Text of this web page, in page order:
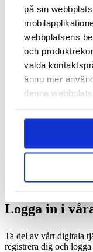
på sin
webbplatsens
och
valda
ännu mer
denna
My Business Finland
Med hjälp av tjänsten
företag samt
E-tjänsten för
affärsmöjligheter och
marknadsöversikter.
Logga in i
Ta del av vårt digitala
registrera dig och logga